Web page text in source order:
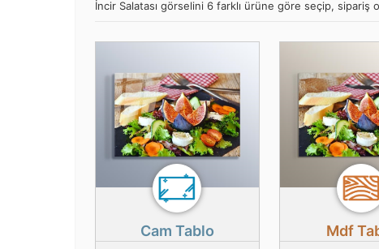
İncir Salatası görselini 6 farklı ürüne göre seçip, sipariş
Cam Tablo Mdf